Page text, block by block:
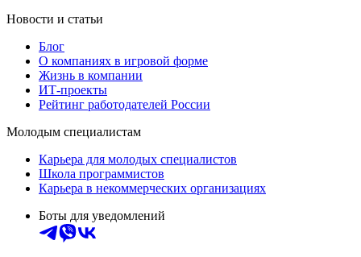
Новости и статьи
Блог
О компаниях в игровой форме
Жизнь в компании
ИТ-проекты
Рейтинг работодателей России
Молодым специалистам
Карьера для молодых специалистов
Школа программистов
Карьера в некоммерческих организациях
Боты для уведомлений